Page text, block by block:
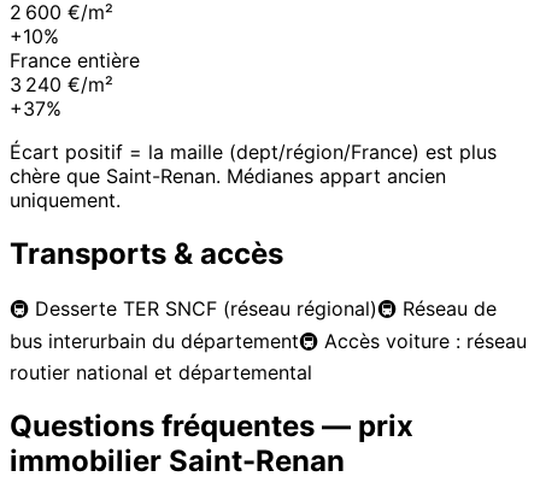
2 600 €/m²
+10%
France entière
3 240 €/m²
+37%
Écart positif = la maille (dept/région/France) est plus
chère que Saint-Renan. Médianes appart ancien
uniquement.
Transports & accès
🚇 Desserte TER SNCF (réseau régional)🚇 Réseau de
bus interurbain du département🚇 Accès voiture : réseau
routier national et départemental
Questions fréquentes — prix
immobilier Saint-Renan